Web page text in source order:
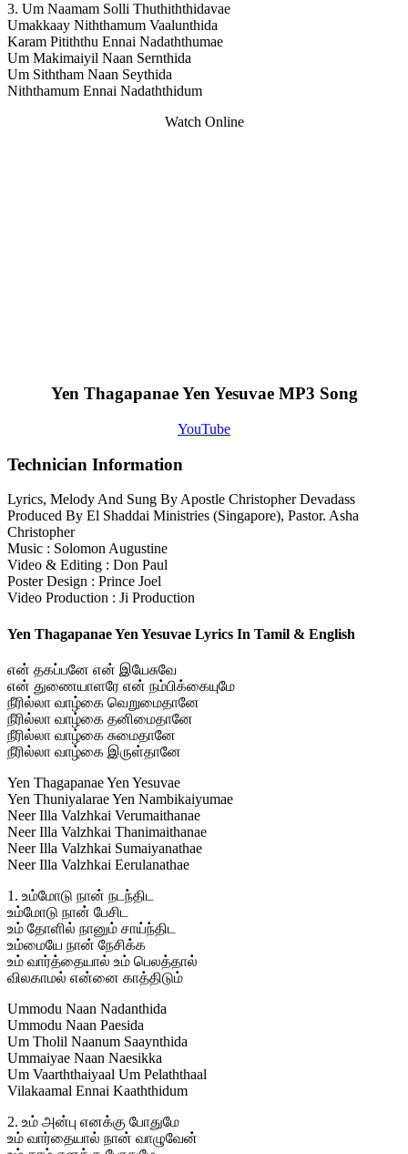
3. Um Naamam Solli Thuthiththidavae
Umakkaay Niththamum Vaalunthida
Karam Pitiththu Ennai Nadaththumae
Um Makimaiyil Naan Sernthida
Um Siththam Naan Seythida
Niththamum Ennai Nadaththidum
Watch Online
Yen Thagapanae Yen Yesuvae MP3 Song
YouTube
Technician Information
Lyrics, Melody And Sung By Apostle Christopher Devadass
Produced By El Shaddai Ministries (Singapore), Pastor. Asha
Christopher
Music : Solomon Augustine
Video & Editing : Don Paul
Poster Design : Prince Joel
Video Production : Ji Production
Yen Thagapanae Yen Yesuvae Lyrics In Tamil & English
என் தகப்பனே என் இயேசுவே
என் துணையாளரே என் நம்பிக்கையுமே
நீரில்லா வாழ்கை வெறுமைதானே
நீரில்லா வாழ்கை தனிமைதானே
நீரில்லா வாழ்கை சுமைதானே
நீரில்லா வாழ்கை இருள்தானே
Yen Thagapanae Yen Yesuvae
Yen Thuniyalarae Yen Nambikaiyumae
Neer Illa Valzhkai Verumaithanae
Neer Illa Valzhkai Thanimaithanae
Neer Illa Valzhkai Sumaiyanathae
Neer Illa Valzhkai Eerulanathae
1. உம்மோடு நான் நடந்திட
உம்மோடு நான் பேசிட
உம் தோளில் நானும் சாய்ந்திட
உம்மையே நான் நேசிக்க
உம் வார்த்தையால் உம் பெலத்தால்
விலகாமல் என்னை காத்திடும்
Ummodu Naan Nadanthida
Ummodu Naan Paesida
Um Tholil Naanum Saaynthida
Ummaiyae Naan Naesikka
Um Vaarththaiyaal Um Pelaththaal
Vilakaamal Ennai Kaaththidum
2. உம் அன்பு எனக்கு போதுமே
உம் வார்தையால் நான் வாழுவேன்